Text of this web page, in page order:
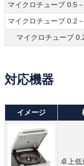
マイクロチューブ 0.5
マイクロチューブ 0.2
マイクロチューブ
対応機器
イメージ
卓上低